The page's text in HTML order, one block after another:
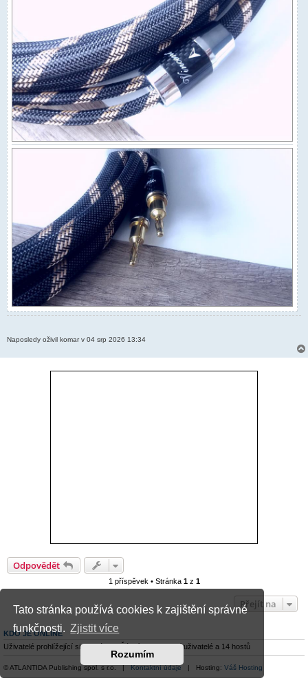
Tato stránka používá cookies k zajištění správné
funkčnosti. Zjistit více
Rozumím
Naposledy oživil komar v 04 srp 2026 13:34
Odpovědět
1 příspěvek • Stránka 1z 1
Přejít na
KDO JE ONLINE
Uživatelé prohlížející si toto fórum: Žádní registrovaní uživatelé a 14 hostů
© ATLANTIDA Publishing spol. s r.o. |Kontaktní údaje| Hosting: Váš Hosting